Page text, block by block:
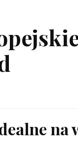
na